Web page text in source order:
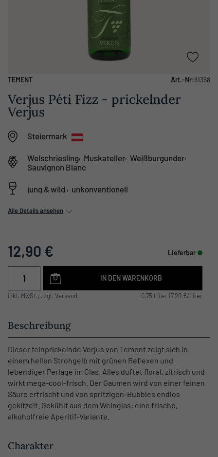
TEMENT Art.-Nr:61358
Verjus Péti Fizz - prickelnder
Verjus
Steiermark
Welschriesling, Muskateller, Weißburgunder,
Sauvignon Blanc
jung & wild , unkonventionell
Alle Details ansehen
12,90 € Lieferbar
IN DEN WARENKORB
inkl. MwSt., zzgl. Versand 0,75 Liter 17,20 €/Liter
Beschreibung
Dieser feinprickelnde Verjus von Tement zeigt sich in
einem hellen Strohgelb mit grünen Reflexen und
lebendiger Perlage im Glas. Alles duftet floral, zitrisch und
wirkt mega-cool-frisch. Der Gaumen wird von einer feinen
Säure erfrischt und von spritzigen-Bubbles endlos
gekitzelt. Gekühlt aus dem Weinglas: eine frische,
alkoholfreie Aperitif-Variante.
Charakter